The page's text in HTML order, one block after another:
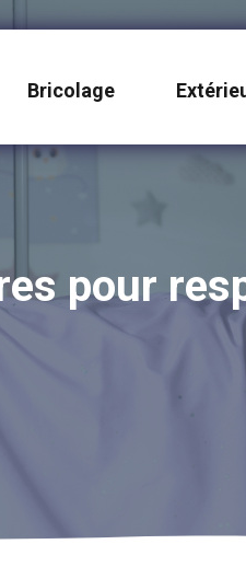
Bricolage
pour